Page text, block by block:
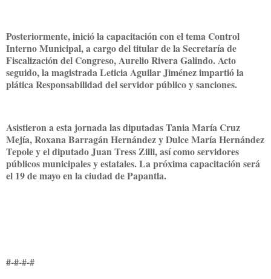
Posteriormente, inició la capacitación con el tema Control
Interno Municipal, a cargo del titular de la Secretaría de
Fiscalización del Congreso, Aurelio Rivera Galindo. Acto
seguido, la magistrada Leticia Aguilar Jiménez impartió la
plática Responsabilidad del servidor público y sanciones.
Asistieron a esta jornada las diputadas Tania María Cruz
Mejía, Roxana Barragán Hernández y Dulce María Hernández
Tepole y el diputado Juan Tress Zilli, así como servidores
públicos municipales y estatales. La próxima capacitación será
el 19 de mayo en la ciudad de Papantla.
#-#-#-#